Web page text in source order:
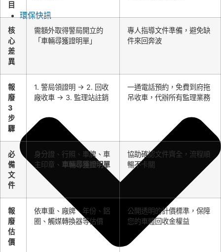
環保快訊
目
核
心
差
異
需額外取得警局開立的
「車輛尋獲證明單」
專人指導文件準備，避免缺
件來回奔波
報
廢
3
步
驟
1. 警局領證明 → 2. 回收
廠收車 → 3. 監理站註銷
一通電話預約，免費到府拖
吊收車，代辦所有監理業務
必
備
文
件
身分證、行照、車牌、車
主印章、 車輛尋獲證明單
協助確認文件齊全，流程順
暢不卡關
報
廢
估
價
依車重、廠牌、年份、鋁
圈、觸媒轉換器等估價
公開透明的計價標準，保障
您的車體回收金權益